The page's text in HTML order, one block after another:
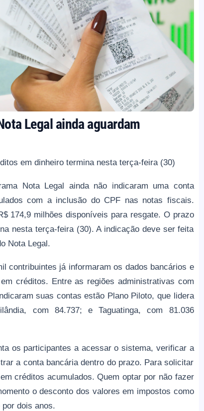
Legal ainda aguardam
em dinheiro termina nesta terça-feira (30)
Nota Legal ainda não indicaram uma conta
com a inclusão do CPF nas notas fiscais.
174,9 milhões disponíveis para resgate. O prazo
nesta terça-feira (30). A indicação deve ser feita
Nota Legal.
contribuintes já informaram os dados bancários e
créditos. Entre as regiões administrativas com
suas contas estão Plano Piloto, que lidera
com 84.737; e Taguatinga, com 81.036
os participantes a acessar o sistema, verificar a
a conta bancária dentro do prazo. Para solicitar
créditos acumulados. Quem optar por não fazer
o desconto dos valores em impostos como
dois anos.